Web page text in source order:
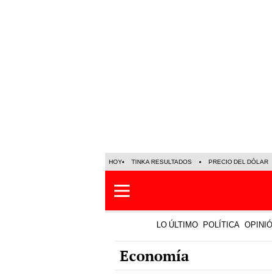
HOY TINKA RESULTADOS PRECIO DEL DÓLAR
LO ÚLTIMO POLÍTICA
Economía